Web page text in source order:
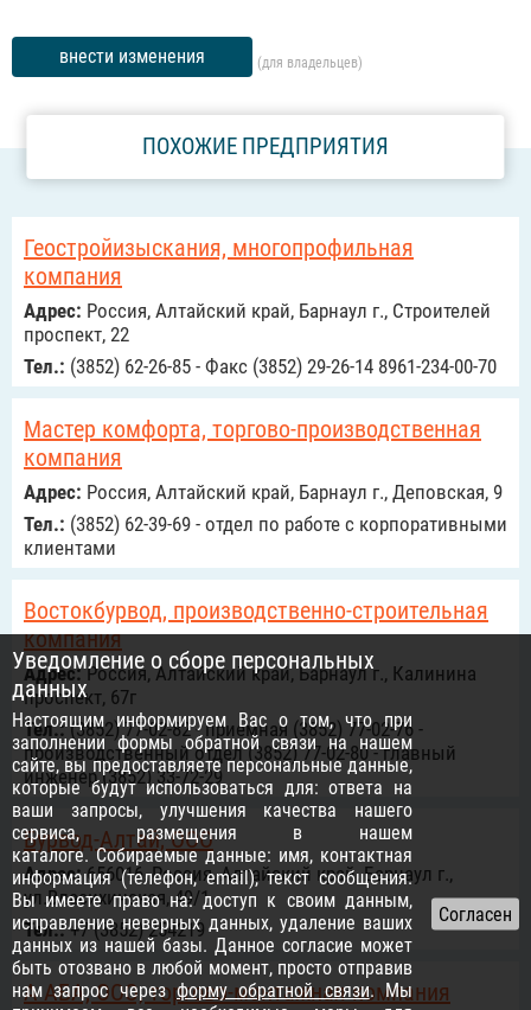
внести изменения (для владельцев)
ПОХОЖИЕ ПРЕДПРИЯТИЯ
Геостройизыскания, многопрофильная
компания
Адрес: Россия, Алтайский край, Барнаул г., Строителей
проспект, 22
Тел.: (3852) 62-26-85 - Факс (3852) 29-26-14 8961-234-00-70
Мастер комфорта, торгово-производственная
компания
Адрес: Россия, Алтайский край, Барнаул г., Деповская, 9
Тел.: (3852) 62-39-69 - отдел по работе с корпоративными
клиентами
Востокбурвод, производственно-строительная
компания
Адрес:Россия, Алтайский край, Барнаул г., Калинина
проспект, 67г
Тел.:(3852) 77-02-82 - приемная (3852) 77-02-76 -
производственный отдел (3852) 77-02-80 - главный
инженер (3852) 33-72-29
Бурвод-Алтай, ООО
Адрес:656016, Россия, Алтайский край, Барнаул г.,
ул.Власихинская, 49/1
Тел.:+7 (3852) 254219
А АБА, ООО, торгово-монтажная компания
Уведомление о сборе персональных
данных
Настоящим информируем Вас о том, что при
заполнении формы обратной связи на нашем
сайте, вы предоставляете персональные данные,
которые будут использоваться для: ответа на
ваши запросы, улучшения качества нашего
сервиса, размещения в нашем
каталоге. Собираемые данные: имя, контактная
информация (телефон, email), текст сообщения.
Вы имеете право на: доступ к своим данным,
исправление неверных данных, удаление ваших
данных из нашей базы. Данное согласие может
быть отозвано в любой момент, просто отправив
нам запрос черезформу обратной связи. Мы